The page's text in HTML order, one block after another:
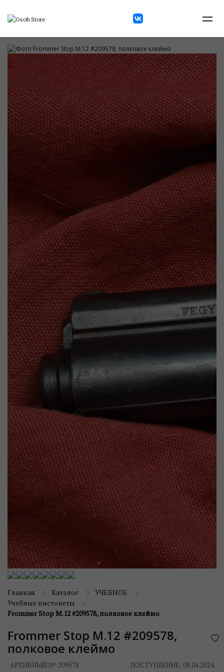
Главная Каталог
УЧЕБНОЕ
Учебные пистолеты
Frommer Stop M.12 #209578, полковое клеймо
Frommer Stop M.12 #209578,
полковое клеймо
АРХИВНЫЙ №:209578 ПОСТУПЛЕНИЕ: 08.04.2024